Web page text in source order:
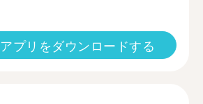
アプリをダウンロードする